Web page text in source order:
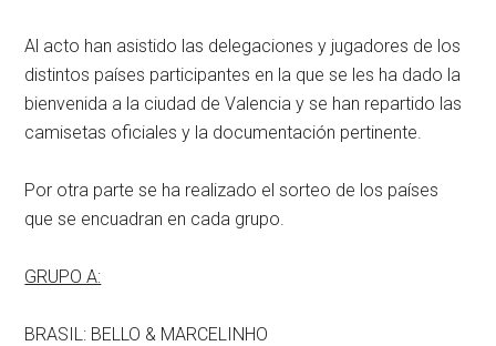
Al acto han asistido las delegaciones y jugadores de los
distintos países participantes en la que se les ha dado la
bienvenida a la ciudad de Valencia y se han repartido las
camisetas oficiales y la documentación pertinente.
Por otra parte se ha realizado el sorteo de los países
que se encuadran en cada grupo.
GRUPO A:
BRASIL: BELLO & MARCELINHO